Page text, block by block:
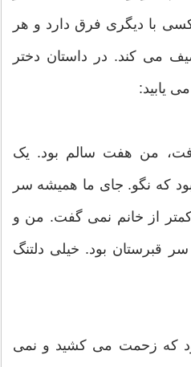
با دیگری فرق دارد و هر
می کند. در داستان دختر
یابید:
من هفت سالم بود. یک
که نگو. جای ما همیشه سر
کمتر از خانم نمی گفت. من و
قبرستان بود. خیلی دلتنگ
که زحمت می کشید و نمی